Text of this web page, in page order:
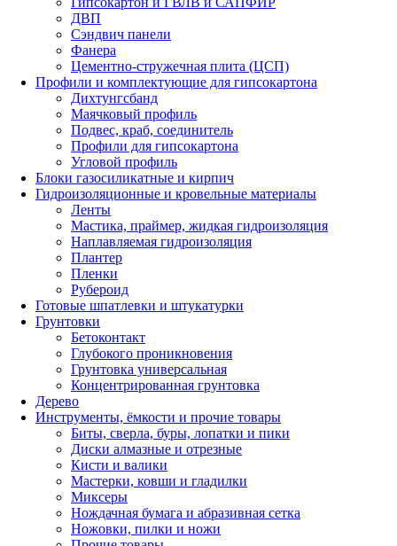
ДВП
Сэндвич панели
Фанера
Цементно-стружечная плита (ЦСП)
Профили и комплектующие для гипсокартона
Дихтунгсбанд
Маячковый профиль
Подвес, краб, соединитель
Профили для гипсокартона
Угловой профиль
Блоки газосиликатные и кирпич
Гидроизоляционные и кровельные материалы
Ленты
Мастика, праймер, жидкая гидроизоляция
Наплавляемая гидроизоляция
Плантер
Пленки
Рубероид
Готовые шпатлевки и штукатурки
Грунтовки
Бетоконтакт
Глубокого проникновения
Грунтовка универсальная
Концентрированная грунтовка
Дерево
Инструменты, ёмкости и прочие товары
Биты, сверла, буры, лопатки и пики
Диски алмазные и отрезные
Кисти и валики
Мастерки, ковши и гладилки
Миксеры
Нождачная бумага и абразивная сетка
Ножовки, пилки и ножи